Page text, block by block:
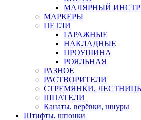
МАЛЯРНЫЙ
МАРКЕРЫ
ПЕТЛИ
ГАРАЖНЫЕ
НАКЛАДНЫЕ
ПРОУШИНА
РОЯЛЬНАЯ
РАЗНОЕ
РАСТВОРИТЕЛИ
СТРЕМЯНКИ,
ШПАТЕЛИ
Канаты, верёвки, шнуры
Штифты, шпонки